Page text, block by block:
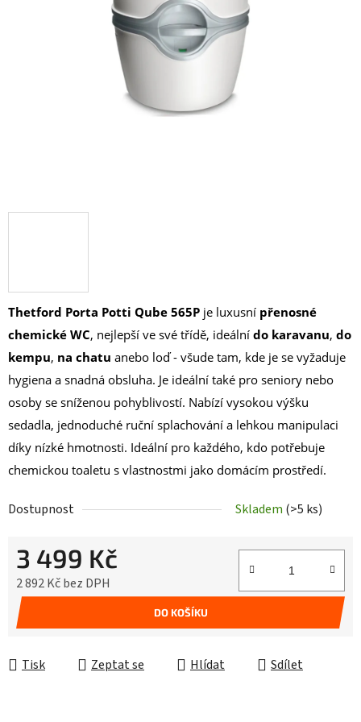
Thetford Porta Potti Qube 565P je luxusní přenosné
chemické WC, nejlepší ve své třídě, ideální do karavanu, do
kempu, na chatu anebo loď - všude tam, kde je se vyžaduje
hygiena a snadná obsluha. Je ideální také pro seniory nebo
osoby se sníženou pohyblivostí. Nabízí vysokou výšku
sedadla, jednoduché ruční splachování a lehkou manipulaci
díky nízké hmotnosti. Ideální pro každého, kdo potřebuje
chemickou toaletu s vlastnostmi jako domácím prostředí.
Dostupnost Skladem (>5 ks)
3 499 Kč
2 892 Kč bez DPH
Měrná cena:
DO KOŠÍKU
Tisk Zeptat se Hlídat Sdílet